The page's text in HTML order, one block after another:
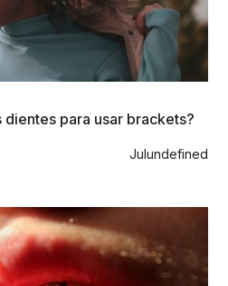
para usar brackets?
Julundefined